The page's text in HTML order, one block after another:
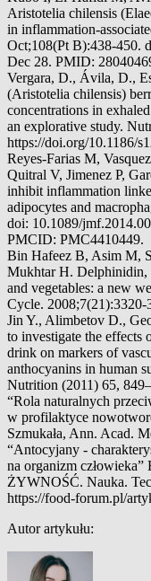
Aristotelia chilensis
in inflammation-
Oct;108(Pt B):438-450.
Dec 28. PMID:
Vergara, D., Ávila, D.,
(Aristotelia chilensis)
concentrations in
an explorative study.
https://doi.org/10.1186/
Reyes-Farias M,
Quitral V, Jimenez P,
inhibit inflammation
adipocytes and
doi: 10.1089/
PMCID: PMC4410449.
Bin Hafeez B, Asim M,
Mukhtar H. Delphinidin,
and vegetables: a new
Cycle.
Jin Y., Alimbetov D.,
to investigate the effects
drink on markers of
anthocyanins in human
Nutrition (2011) 65,
“Rola naturalnych
w profilaktyce
Szmukała, Ann. Acad.
“Antocyjany -
na organizm
ŻYWNOŚĆ. Nauka.
https://food-forum.pl/
Autor artykułu: